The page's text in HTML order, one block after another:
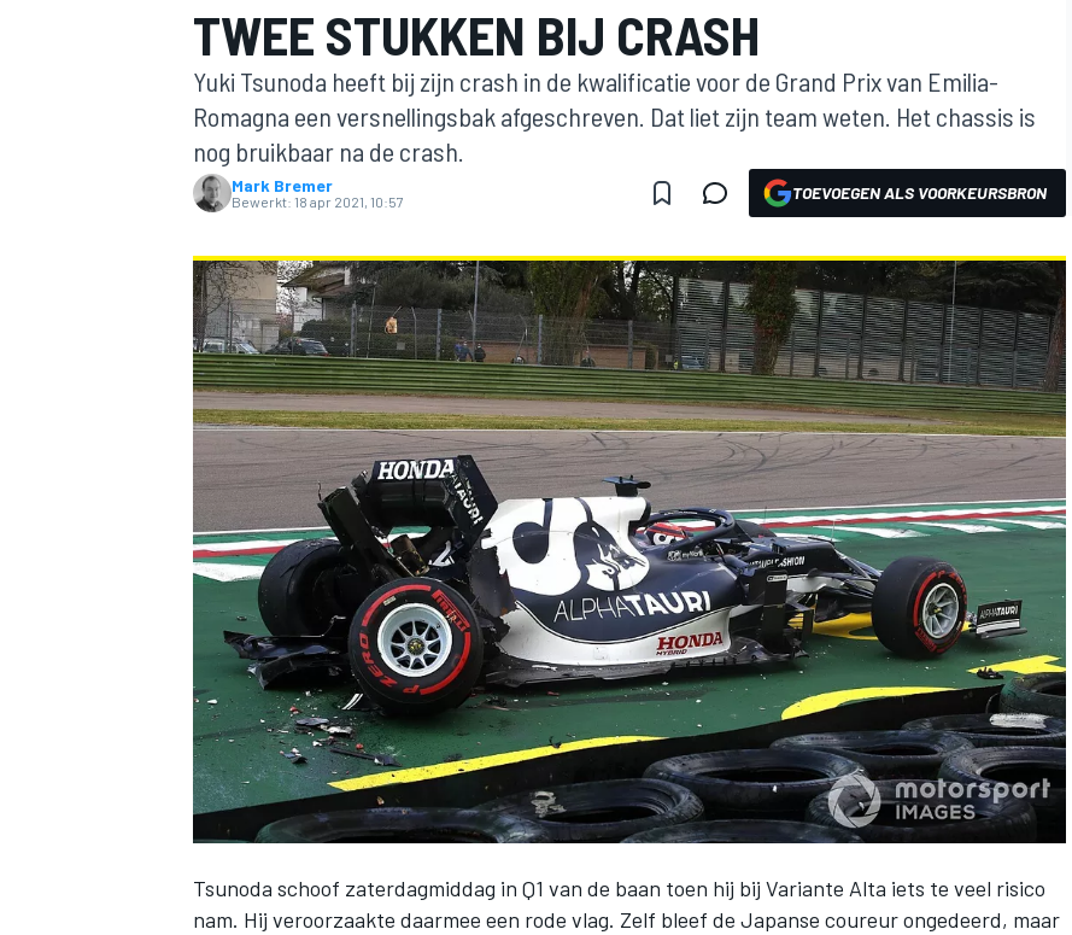
MOTOGP
INDYCAR
TWEE STUKKEN BIJ CRASH
Yuki Tsunoda heeft bij zijn crash in de kwalificatie voor de Grand Prix van Emilia-
Romagna een versnellingsbak afgeschreven. Dat liet zijn team weten. Het chassis is
nog bruikbaar na de crash.
Mark Bremer
Bewerkt: 18 apr 2021, 10:57 TOEVOEGEN ALS VOORKEURSBRON
Tsunoda schoof zaterdagmiddag in Q1 van de baan toen hij bij Variante Alta iets te veel risico
nam. Hij veroorzaakte daarmee een rode vlag. Zelf bleef de Japanse coureur ongedeerd, maar